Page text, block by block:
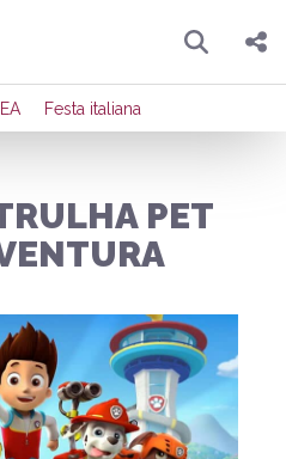
Pesquisar
Compartilhar
Enviar por Whatsapp
Publicar no X
Festa italiana
PET